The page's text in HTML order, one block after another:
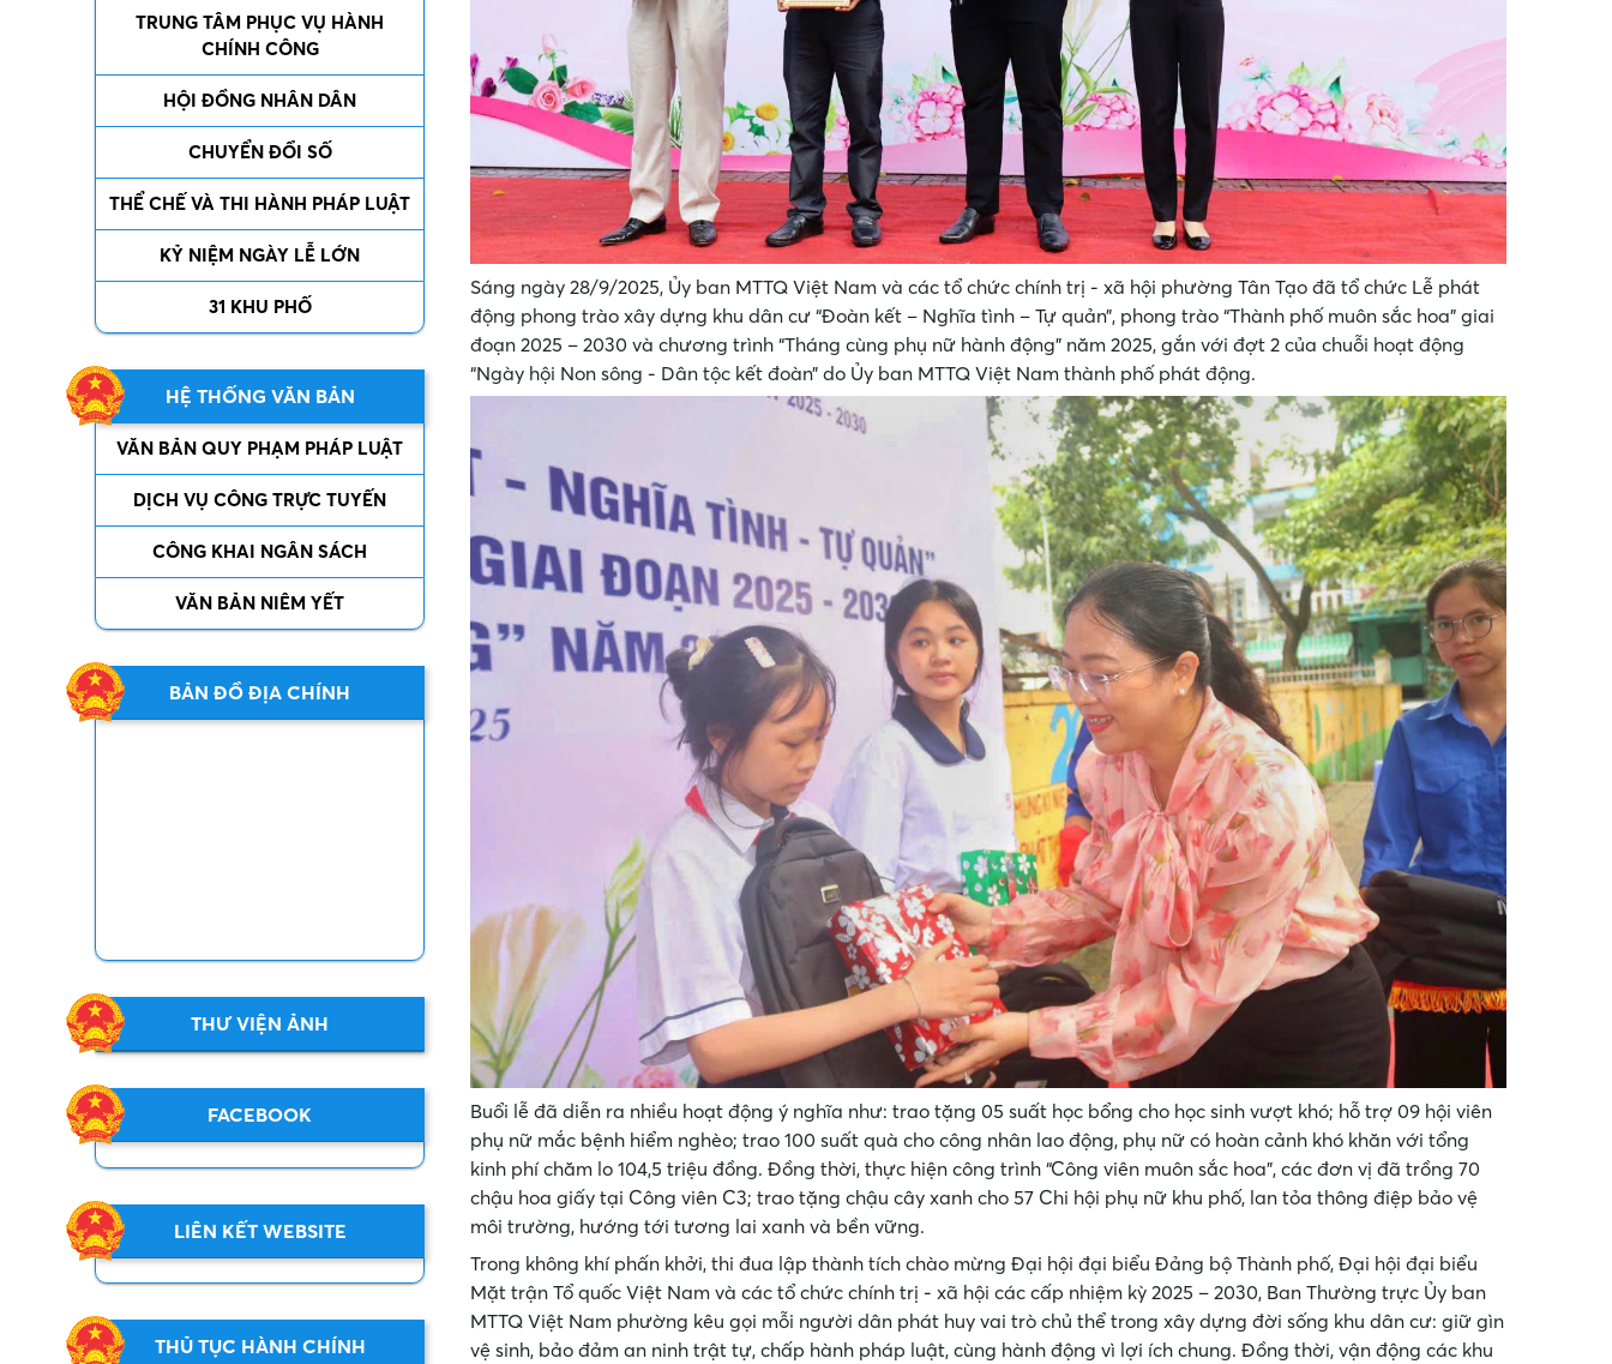
TRUNG TÂM PHỤC VỤ HÀNH
CHÍNH CÔNG
HỘI ĐỒNG NHÂN DÂN
CHUYỂN ĐỔI SỐ
THỂ CHẾ VÀ THI HÀNH PHÁP LUẬT
KỶ NIỆM NGÀY LỄ LỚN
31 KHU PHỐ
HỆ THỐNG VĂN BẢN
VĂN BẢN QUY PHẠM PHÁP LUẬT
DỊCH VỤ CÔNG TRỰC TUYẾN
CÔNG KHAI NGÂN SÁCH
VĂN BẢN NIÊM YẾT
BẢN ĐỒ ĐỊA CHÍNH
THƯ VIỆN ẢNH
FACEBOOK
LIÊN KẾT WEBSITE
THỦ TỤC HÀNH CHÍNH
Sáng ngày 28/9/2025, Ủy ban MTTQ Việt Nam và các tổ chức chính trị - xã hội phường Tân Tạo đã tổ chức Lễ phát
động phong trào xây dựng khu dân cư “Đoàn kết – Nghĩa tình – Tự quản”, phong trào “Thành phố muôn sắc hoa” giai
đoạn 2025 – 2030 và chương trình “Tháng cùng phụ nữ hành động” năm 2025, gắn với đợt 2 của chuỗi hoạt động
“Ngày hội Non sông - Dân tộc kết đoàn” do Ủy ban MTTQ Việt Nam thành phố phát động.
Buổi lễ đã diễn ra nhiều hoạt động ý nghĩa như: trao tặng 05 suất học bổng cho học sinh vượt khó; hỗ trợ 09 hội viên
phụ nữ mắc bệnh hiểm nghèo; trao 100 suất quà cho công nhân lao động, phụ nữ có hoàn cảnh khó khăn với tổng
kinh phí chăm lo 104,5 triệu đồng. Đồng thời, thực hiện công trình “Công viên muôn sắc hoa”, các đơn vị đã trồng 70
chậu hoa giấy tại Công viên C3; trao tặng chậu cây xanh cho 57 Chi hội phụ nữ khu phố, lan tỏa thông điệp bảo vệ
môi trường, hướng tới tương lai xanh và bền vững.
Trong không khí phấn khởi, thi đua lập thành tích chào mừng Đại hội đại biểu Đảng bộ Thành phố, Đại hội đại biểu
Mặt trận Tổ quốc Việt Nam và các tổ chức chính trị - xã hội các cấp nhiệm kỳ 2025 – 2030, Ban Thường trực Ủy ban
MTTQ Việt Nam phường kêu gọi mỗi người dân phát huy vai trò chủ thể trong xây dựng đời sống khu dân cư: giữ gìn
vệ sinh, bảo đảm an ninh trật tự, chấp hành pháp luật, cùng hành động vì lợi ích chung. Đồng thời, vận động các khu